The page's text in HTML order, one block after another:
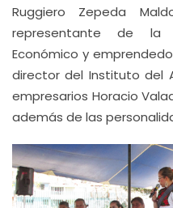
Ruggiero Zepeda
representante de la
Económico y
director del Instituto del
empresarios Horacio
además de las